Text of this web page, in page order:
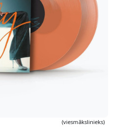
(viesmākslinieks)